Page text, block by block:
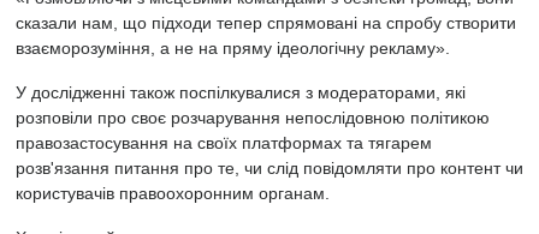
сказали нам, що підходи тепер спрямовані на спробу створити
взаєморозуміння, а не на пряму ідеологічну рекламу».
У дослідженні також поспілкувалися з модераторами, які
розповіли про своє розчарування непослідовною політикою
правозастосування на своїх платформах та тягарем
розв'язання питання про те, чи слід повідомляти про контент чи
користувачів правоохоронним органам.